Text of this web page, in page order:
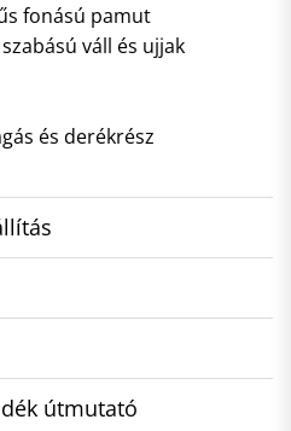
fonású pamut
váll és ujjak
és derékrész
útmutató